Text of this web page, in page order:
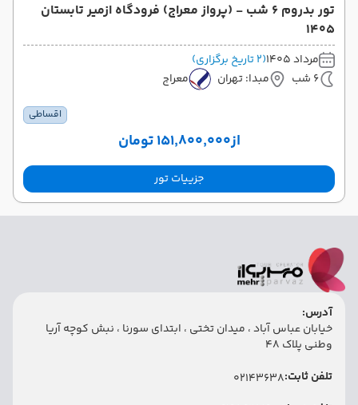
تور بدروم 6 شب - (پرواز معراج) فرودگاه ازمیر تابستان
1405
مرداد 1405
(2 تاریخ برگزاری)
6 شب
مبدا: تهران معراج
اقساطی
از۱۵۱٬۸۰۰٬۰۰۰ تومان
جزییات تور
آدرس:
خیابان عباس آباد ، میدان تختی ، ابتدای سورنا ، نبش کوچه آریا
وطنی پلاک 48
تلفن ثابت:02143638